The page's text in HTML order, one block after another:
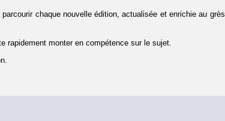
chaque nouvelle édition, actualisée et enrichie au grès
rapidement monter en compétence sur le sujet.